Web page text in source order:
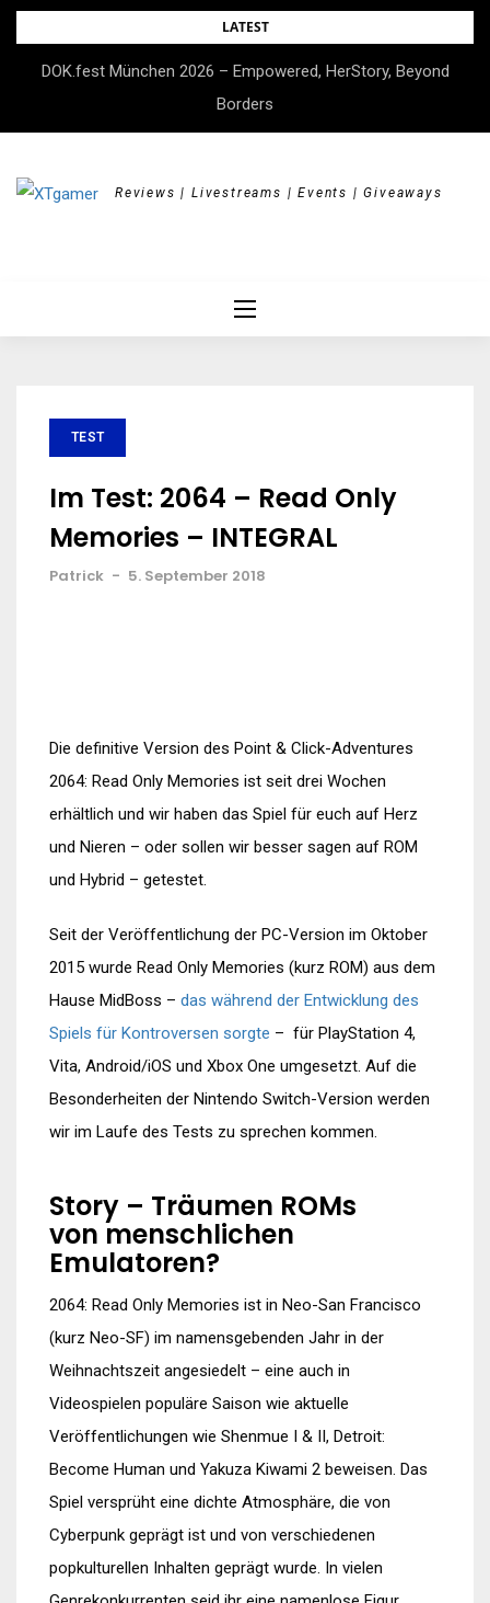
Skip
content
LATEST
DOK.fest München 2026 – Empowered, HerStory, Beyond
Borders
Reviews | Livestreams | Events | Giveaways
TEST
Im Test: 2064 – Read Only
Memories – INTEGRAL
Patrick - 5. September 2018
Die definitive Version des Point & Click-Adventures
2064: Read Only Memories ist seit drei Wochen
erhältlich und wir haben das Spiel für euch auf Herz
und Nieren – oder sollen wir besser sagen auf ROM
und Hybrid – getestet.
Seit der Veröffentlichung der PC-Version im Oktober
2015 wurde Read Only Memories (kurz ROM) aus dem
Hause MidBoss – das während der Entwicklung des
Spiels für Kontroversen sorgte – für PlayStation 4,
Vita, Android/iOS und Xbox One umgesetzt. Auf die
Besonderheiten der Nintendo Switch-Version werden
wir im Laufe des Tests zu sprechen kommen.
Story – Träumen ROMs
von menschlichen
Emulatoren?
2064: Read Only Memories ist in Neo-San Francisco
(kurz Neo-SF) im namensgebenden Jahr in der
Weihnachtszeit angesiedelt – eine auch in
Videospielen populäre Saison wie aktuelle
Veröffentlichungen wie Shenmue I & II, Detroit:
Become Human und Yakuza Kiwami 2 beweisen. Das
Spiel versprüht eine dichte Atmosphäre, die von
Cyberpunk geprägt ist und von verschiedenen
popkulturellen Inhalten geprägt wurde. In vielen